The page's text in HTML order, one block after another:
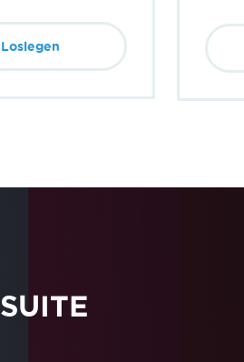
Loslegen
SUITE